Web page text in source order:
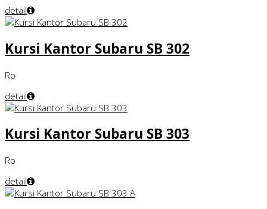
detail
Kursi Kantor Subaru SB 302
Rp
detail
Kursi Kantor Subaru SB 303
Rp
detail